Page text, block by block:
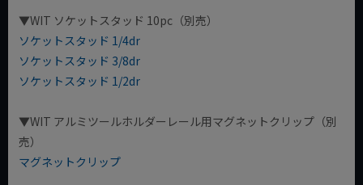
▼WIT ソケットスタッド 10pc（別売）
ソケットスタッド 1/4dr
ソケットスタッド 3/8dr
ソケットスタッド 1/2dr
▼WIT アルミツールホルダーレール用マグネットクリップ（別
売）
マグネットクリップ